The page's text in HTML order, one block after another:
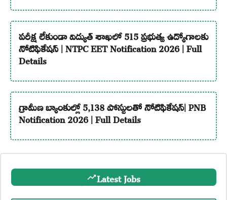
పరీక్ష లేకుండా విద్యుత్ శాఖలో 515 ప్రభుత్వ ఉద్యోగాలకు
నోటిఫికేషన్ | NTPC EET Notification 2026 | Full
Details
గ్రామీణ బ్యాంకుల్లో 5,138 పోస్టులతో నోటిఫికేషన్| PNB
Notification 2026 | Full Details
Latest Jobs